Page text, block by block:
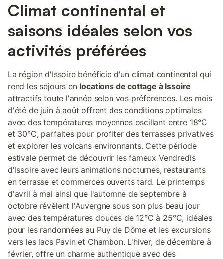
Climat continental et
saisons idéales selon vos
activités préférées
La région d'Issoire bénéficie d'un climat continental qui
rend les séjours en locations de cottage à Issoire
attractifs toute l'année selon vos préférences. Les mois
d'été de juin à août offrent des conditions optimales
avec des températures moyennes oscillant entre 18°C
et 30°C, parfaites pour profiter des terrasses privatives
et explorer les volcans environnants. Cette période
estivale permet de découvrir les fameux Vendredis
d'Issoire avec leurs animations nocturnes, restaurants
en terrasse et commerces ouverts tard. Le printemps
d'avril à mai ainsi que l'automne de septembre à
octobre révèlent l'Auvergne sous son plus beau jour
avec des températures douces de 12°C à 25°C, idéales
pour les randonnées au Puy de Dôme et les excursions
vers les lacs Pavin et Chambon. L'hiver, de décembre à
février, offre un charme authentique avec des